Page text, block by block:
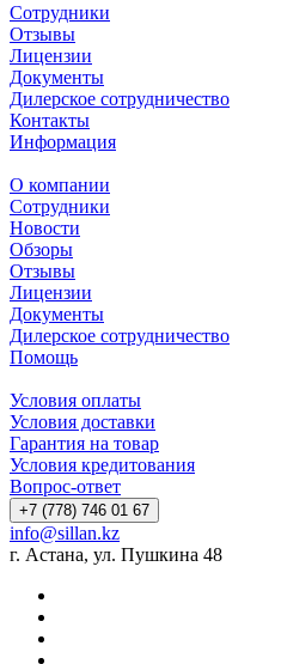
Сотрудники
Отзывы
Лицензии
Документы
Дилерское сотрудничество
Контакты
Информация
О компании
Сотрудники
Новости
Обзоры
Отзывы
Лицензии
Документы
Дилерское сотрудничество
Помощь
Условия оплаты
Условия доставки
Гарантия на товар
Условия кредитования
Вопрос-ответ
+7 (778) 746 01 67
info@sillan.kz
г. Астана, ул. Пушкина 48